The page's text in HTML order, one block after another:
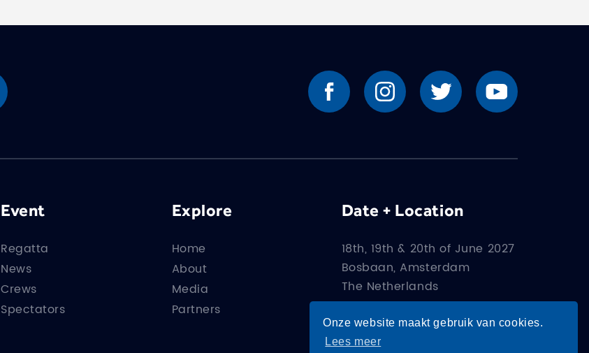
Onze website maakt gebruik van cookies.
Lees meer
Event
Regatta
News
Crews
Spectators
Explore
Home
About
Media
Partners
Date + Location
18th, 19th & 20th of June 2027
Bosbaan, Amsterdam
The Netherlands
How to get there?